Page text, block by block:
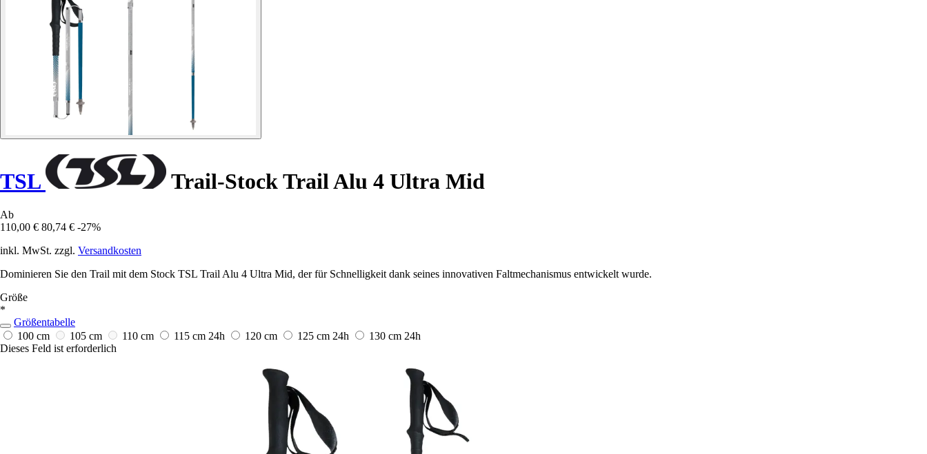
TSL Trail-Stock Trail Alu 4 Ultra Mid
Ab
110,00 € 80,74 € -27%
inkl. MwSt. zzgl. Versandkosten
Dominieren Sie den Trail mit dem Stock TSL Trail Alu 4 Ultra Mid, der für Schnelligkeit dank seines innovativen Faltmechanismus entwickelt wurde.
Größe
*
Größentabelle
100 cm
105 cm 110 cm 115 cm 24h 120 cm 125 cm 24h 130 cm 24h
Dieses Feld ist erforderlich